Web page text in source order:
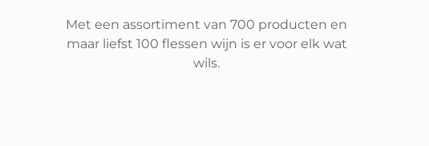
Met een assortiment van 700 producten en
maar liefst 100 flessen wijn is er voor elk wat
wils.